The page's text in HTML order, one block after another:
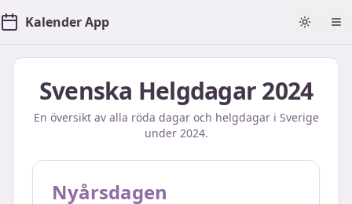
Kalender App Toggle
Svenska Helgdagar2024
En översikt av alla röda dagar och helgdagar i Sverige
under 2024.
Nyårsdagen